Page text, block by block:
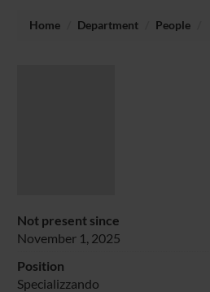
Home Department People
Not present since
November 1, 2025
Position
Specializzando